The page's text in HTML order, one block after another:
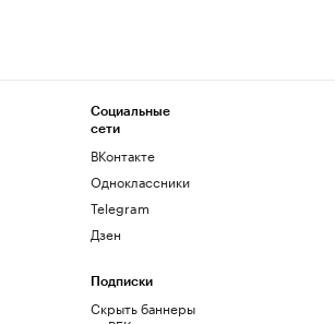
Социальные
сети
ВКонтакте
Одноклассники
Telegram
Дзен
Подписки
Скрыть баннеры